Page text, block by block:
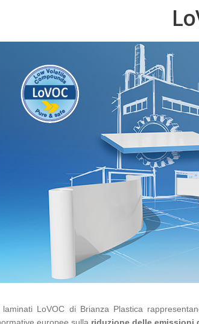
laminati LoVOC di Brianza Plastica